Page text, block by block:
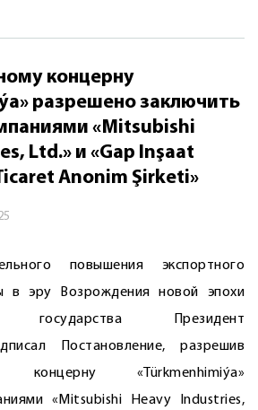
концерну
разрешено заключить
«Mitsubishi
Ltd.» и «Gap Inşaat
Anonim Şirketi»
повышения экспортного
в эру Возрождения новой эпохи
государства Президент
Постановление, разрешив
концерну «Türkmenhimiýa»
«Mitsubishi Heavy Industries,